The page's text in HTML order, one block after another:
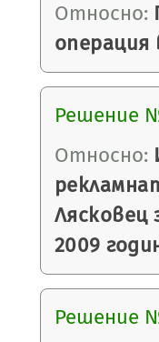
Относно:
операция
Решение
Относно:
Лясковец
2009
Решение